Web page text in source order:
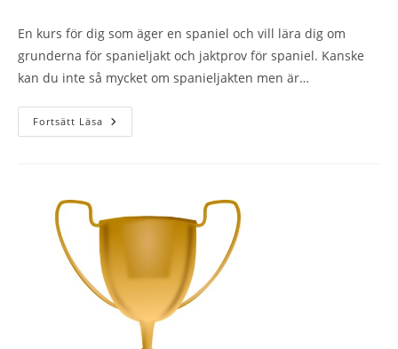
En kurs för dig som äger en spaniel och vill lära dig om
grunderna för spanieljakt och jaktprov för spaniel. Kanske
kan du inte så mycket om spanieljakten men är…
Fortsätt Läsa Spanielhelg
–